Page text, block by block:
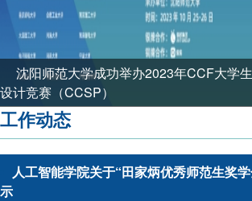
沈阳师范大学成功举办2023年CCF大学
设计竞赛（CCSP）
2023-10-28
工作动态
人工智能学院关于“田家炳优秀师范生奖
示